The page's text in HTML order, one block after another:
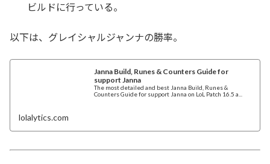
ビルドに行っている。
以下は、グレイシャルジャンナの勝率。
Janna Build, Runes & Counters Guide for
support Janna
The most detailed and best Janna Build, Runes &
Counters Guide for support Janna on LoL Patch 16.5 a...
lolalytics.com